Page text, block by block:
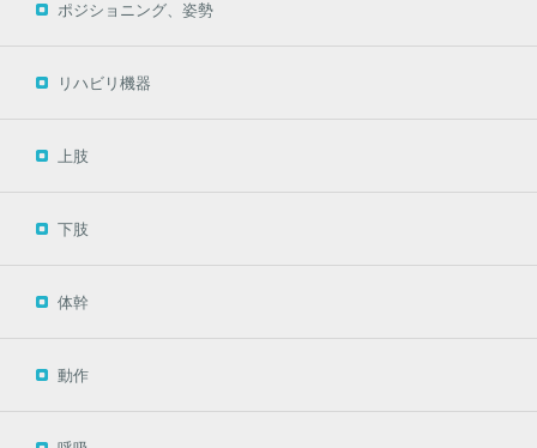
ポジショニング、姿勢
リハビリ機器
上肢
下肢
体幹
動作